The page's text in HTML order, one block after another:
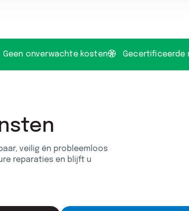
Geen onverwachte kosten Gecertificeerde
veilig én probleemloos
reparaties en blijft u